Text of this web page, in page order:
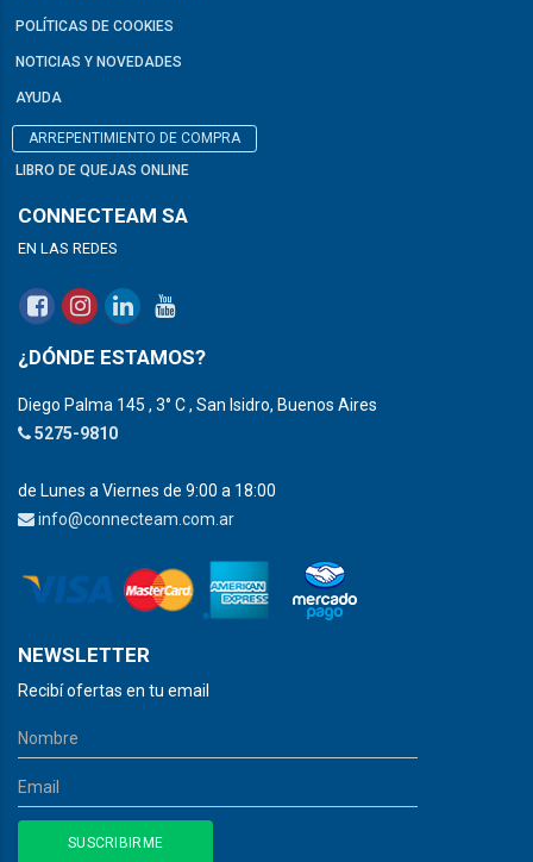
POLÍTICAS DE COOKIES
NOTICIAS Y NOVEDADES
AYUDA
ARREPENTIMIENTO DE COMPRA
LIBRO DE QUEJAS ONLINE
CONNECTEAM SA
EN LAS REDES
¿DÓNDE ESTAMOS?
Diego Palma 145 , 3° C , San Isidro, Buenos Aires
5275-9810
de Lunes a Viernes de 9:00 a 18:00
info@connecteam.com.ar
NEWSLETTER
Recibí ofertas en tu email